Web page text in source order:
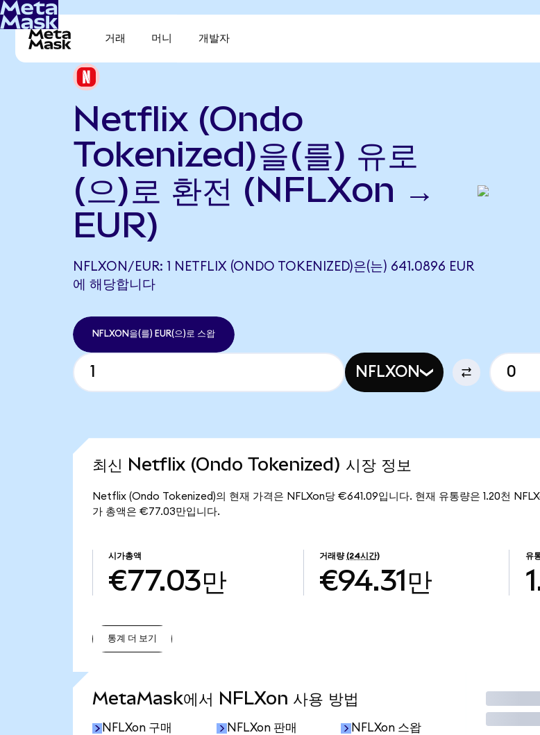
거래 머니 개발자
Netflix (Ondo
Tokenized)을(를) 유로
(으)로 환전 (NFLXon →
EUR)
NFLXON/EUR: 1 NETFLIX (ONDO TOKENIZED)은(는) 641.0896 EUR
에 해당합니다
NFLXON을(를) EUR(으)로 스왑
NFLXON
최신 Netflix (Ondo Tokenized) 시장 정보
Netflix (Ondo Tokenized)의 현재 가격은 NFLXon당 €641.09입니다. 현재 유통량은 1.20천
가 총액은 €77.03만입니다.
시가총액
€77.03만
거래량 (24시간)
€94.31만
유
통계 더 보기
MetaMask에서 NFLXon 사용 방법
NFLXon 구매 NFLXon 판매 NFLXon 스왑
거래